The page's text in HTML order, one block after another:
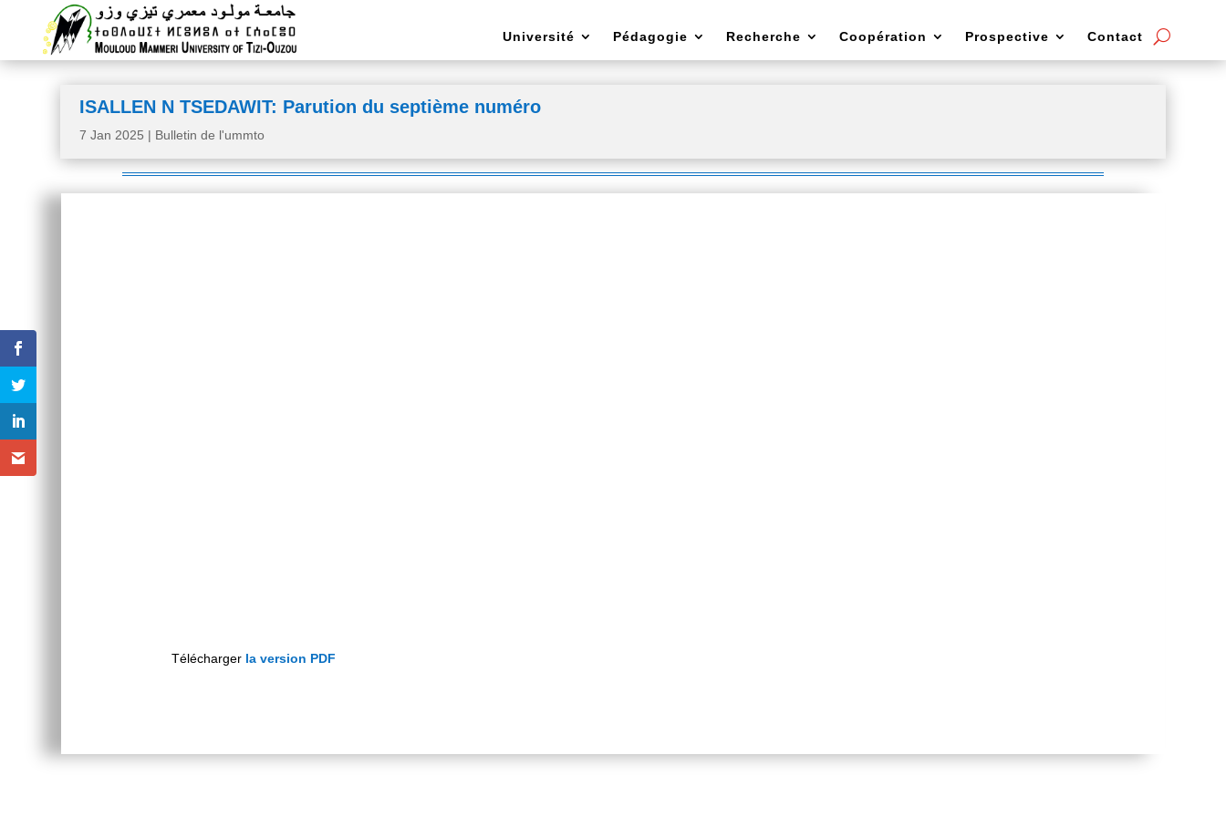
Université Pédagogie Recherche Coopération Prospective Contact
ISALLEN N TSEDAWIT: Parution du septième numéro
7 Jan 2025 | Bulletin de l'ummto
Télécharger la version PDF